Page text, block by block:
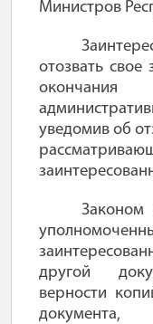
Министров
отозвать
уведомив об
Законом
другой
верности